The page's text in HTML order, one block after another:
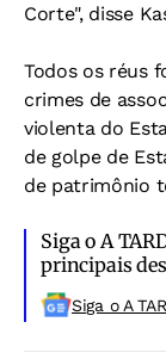
Corte", disse
Todos os réus
crimes de
violenta do
de golpe de
de patrimônio
Siga o A
principais
Siga o A